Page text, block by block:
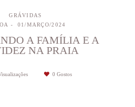
GRÁVIDAS
01/MARÇO/2024
A FAMÍLIA E A
NA PRAIA
0 Gostos